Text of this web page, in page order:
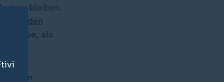
zu bleiben.
Joe Biden
habe, als
im